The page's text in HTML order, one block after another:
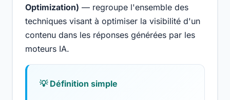
Optimization) — regroupe l'ensemble des
techniques visant à optimiser la visibilité d'un
contenu dans les réponses générées par les
moteurs IA.
💡 Définition simple